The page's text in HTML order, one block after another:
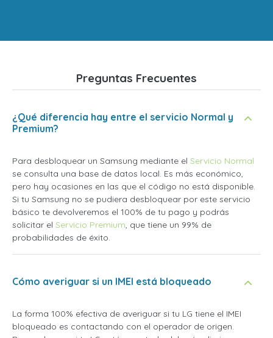
Preguntas Frecuentes
¿Qué diferencia hay entre el servicio Normal y
Premium?
Para desbloquear un Samsung mediante el Servicio Normal
se consulta una base de datos local. Es más económico,
pero hay ocasiones en las que el código no está disponible.
Si tu Samsung no se pudiera desbloquear por este servicio
básico te devolveremos el 100% de tu pago y podrás
solicitar el Servicio Premium, que tiene un 99% de
probabilidades de éxito.
Cómo averiguar si un IMEI está bloqueado
La forma 100% efectiva de averiguar si tu LG tiene el IMEI
bloqueado es contactando con el operador de origen.